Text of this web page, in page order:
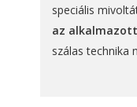
speciális
az
szálas technika